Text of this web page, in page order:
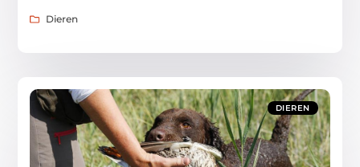
Dieren
DIEREN